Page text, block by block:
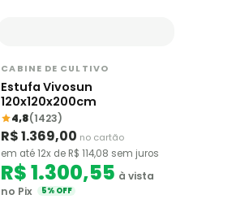
CABINE DE CULTIVO
Estufa Vivosun
120x120x200cm
4,8(1423)
R$ 1.369,00 no cartão
em até 12x de R$ 114,08 sem juros
R$ 1.300,55 à vista
no Pix
5% OFF